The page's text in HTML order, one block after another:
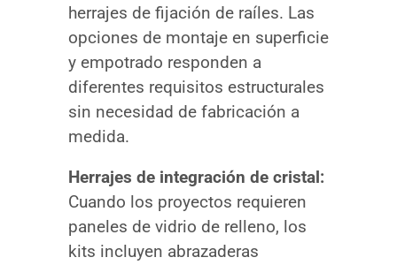
herrajes de fijación de raíles. Las
opciones de montaje en superficie
y empotrado responden a
diferentes requisitos estructurales
sin necesidad de fabricación a
medida.
Herrajes de integración de cristal:
Cuando los proyectos requieren
paneles de vidrio de relleno, los
kits incluyen abrazaderas